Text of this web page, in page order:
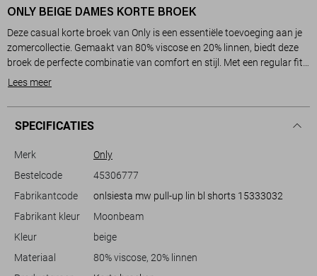
ONLY BEIGE DAMES KORTE BROEK
Deze casual korte broek van Only is een essentiële toevoeging aan je
zomercollectie. Gemaakt van 80% viscose en 20% linnen, biedt deze
broek de perfecte combinatie van comfort en stijl. Met een regular fit
en een normale lengte zorgt deze broek voor een ontspannen look,
praktische draaggemak. De stof voelt zacht aan op de huid, ideaal
voor warme dagen.
eenvoudig te combineren maakt met diverse tops. Of je nu een dagje
deze broek past bij elke informele gelegenheid. Dankzij het trekkoord
in de taille kun je de pasvorm eenvoudig aanpassen voor extra
comfort. Voeg dit veelzijdige kledingstuk toe aan je collectie en je bent
Lees meer
SPECIFICATIES
Merk
Only
Bestelcode
45306777
Fabrikantcode
onlsiesta mw pull-up lin bl shorts 15333032
Fabrikant kleur
Moonbeam
Kleur
beige
Materiaal
80% viscose, 20% linnen